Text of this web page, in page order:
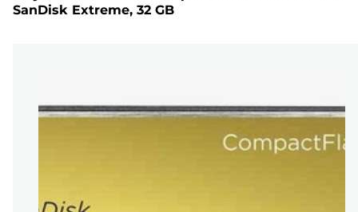
SanDisk Extreme, 32 GB